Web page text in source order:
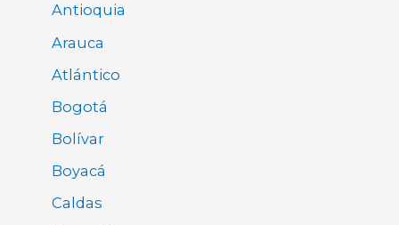
Antioquia
Arauca
Atlántico
Bogotá
Bolívar
Boyacá
Caldas